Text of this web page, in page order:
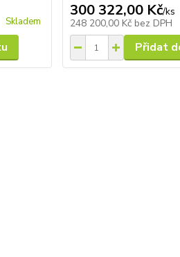
Skladem
300 322,00 Kč/ks
248 200,00 Kč bez DPH
Přidat